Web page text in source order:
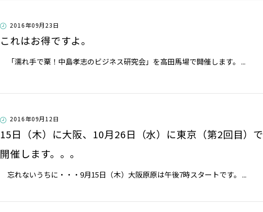
2016年09月23日
これはお得ですよ。
「濡れ手で粟！中島孝志のビジネス研究会」を高田馬場で開催します。 ...
2016年09月12日
15日（木）に大阪、10月26日（水）に東京（第2回目）で
開催します。。。
忘れないうちに・・・9月15日（木）大阪原原は午後7時スタートです。 ...